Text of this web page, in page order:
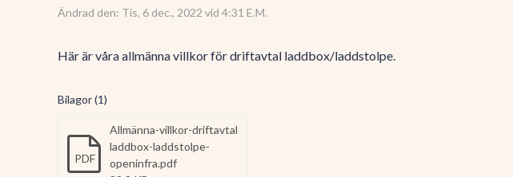
Ändrad den: Tis, 6 dec., 2022 vid 4:31 E.M.
Här är våra allmänna villkor för driftavtal laddbox/laddstolpe.
Bilagor (1)
PDF
Allmänna-villkor-driftavtal
laddbox-laddstolpe-
openinfra.pdf